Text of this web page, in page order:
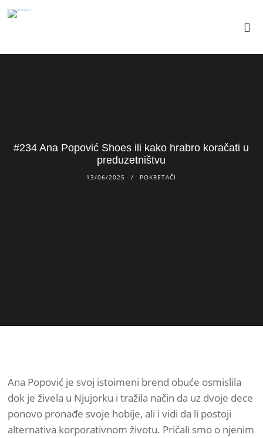
#234 Ana Popović Shoes ili kako hrabro koračati u
preduzetništvu
13/06/2025 POKRETAČI
Ana Popović je svoj istoimeni brend obuće osmislila
dok je živela u Njujorku i tražila način da uz dvoje dece
ponovo pronađe svoje hobije, ali i vidi da li postoji
alternativa korporativnom životu. Pričali smo o njenim